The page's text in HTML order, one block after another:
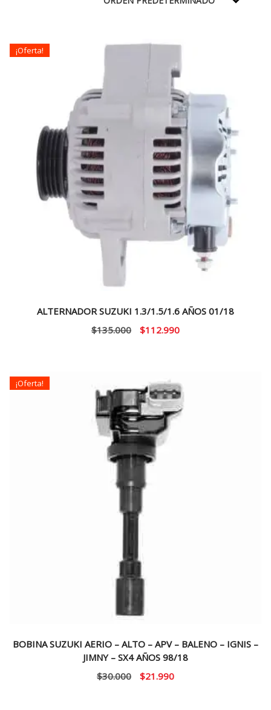
¡Oferta!
ALTERNADOR SUZUKI 1.3/1.5/1.6 AÑOS 01/18
$135.000
El
$135.000.
$112.990El
$112.990.
¡Oferta!
BOBINA SUZUKI AERIO – ALTO – APV – BALENO – IGNIS –
JIMNY – SX4 AÑOS 98/18
$30.000
El
$21.990El